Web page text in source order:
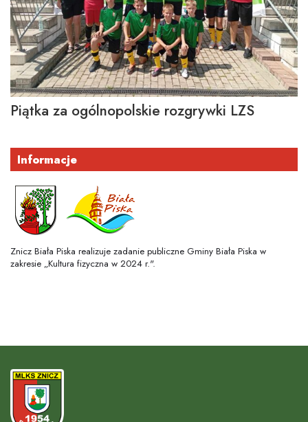
Piątka za ogólnopolskie rozgrywki LZS
Informacje
Znicz Biała Piska realizuje zadanie publiczne Gminy Biała Piska w
zakresie „Kultura fizyczna w 2024 r.".